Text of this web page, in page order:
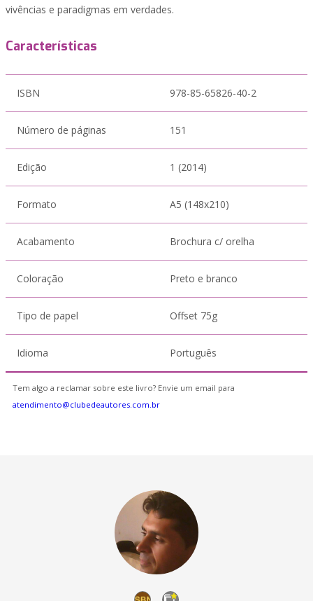
vivências e paradigmas em verdades.
Características
ISBN 978-85-65826-40-2
Número de páginas 151
Edição 1 (2014)
Formato A5 (148x210)
Acabamento Brochura c/ orelha
Coloração Preto e branco
Tipo de papel Offset 75g
Idioma Português
Tem algo a reclamar sobre este livro? Envie um email para
atendimento@clubedeautores.com.br